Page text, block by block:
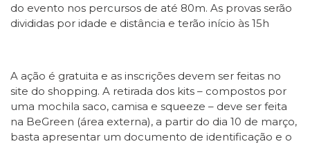
do evento nos percursos de até 80m. As provas serão
divididas por idade e distância e terão início às 15h
A ação é gratuita e as inscrições devem ser feitas no
site do shopping. A retirada dos kits – compostos por
uma mochila saco, camisa e squeeze – deve ser feita
na BeGreen (área externa), a partir do dia 10 de março,
basta apresentar um documento de identificação e o